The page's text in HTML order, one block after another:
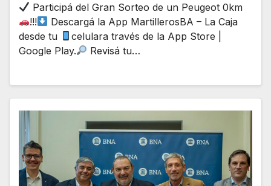
Participá del Gran Sorteo de un Peugeot 0km
!!!
Descargá la App MartillerosBA – La Caja
desde tu
celulara través de la App Store |
Google Play.
Revisá tu…